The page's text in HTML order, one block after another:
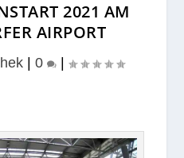
2021 AM
AIRPORT
0